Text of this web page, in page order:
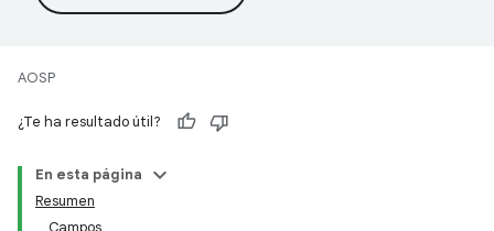
AOSP
¿Te ha resultado útil?
En esta página
Resumen
Campos